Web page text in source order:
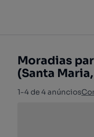
Moradias
(Santa
1-4 de 4 anúncios